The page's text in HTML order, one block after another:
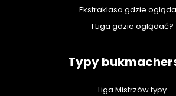
Ekstraklasa gdzie
1 Liga gdzie oglądać?
Typy
Liga Mistrzów typy